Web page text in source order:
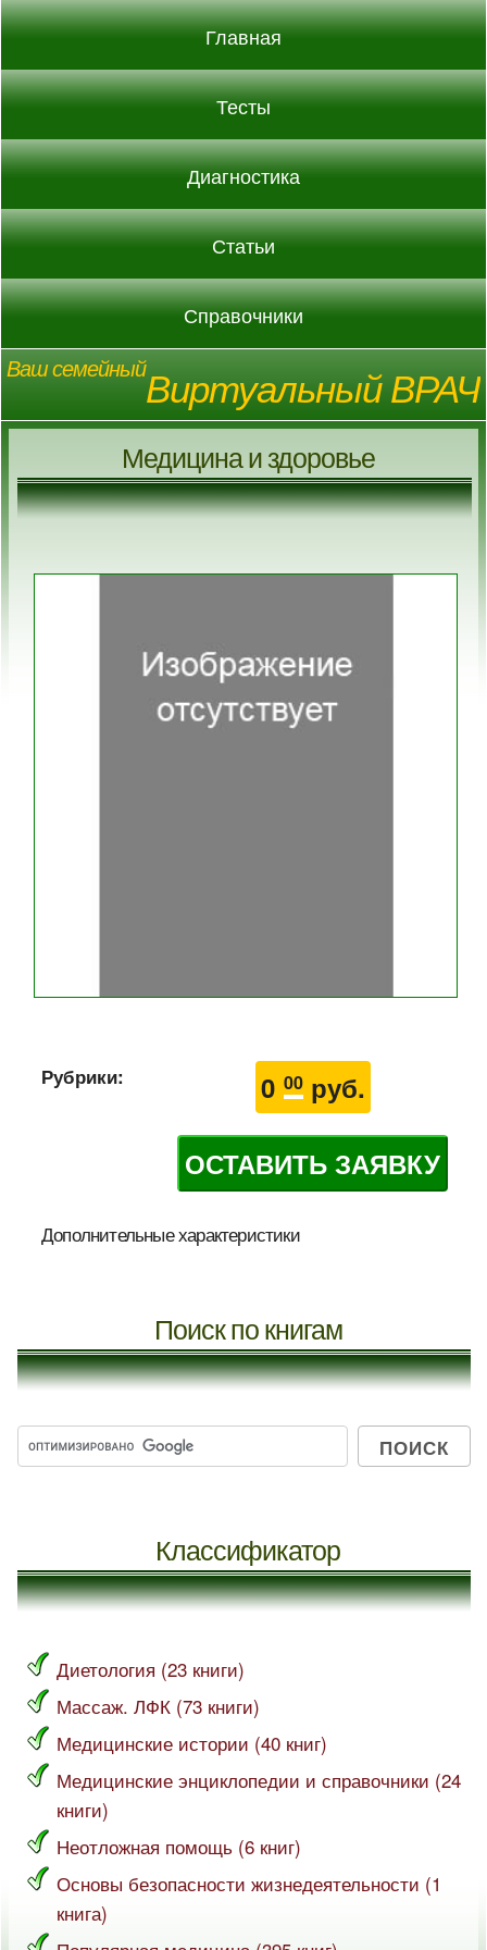
Главная
Тесты
Диагностика
Статьи
Справочники
Ваш семейныйВиртуальный ВРАЧ
Медицина и здоровье
0 00руб.
ОСТАВИТЬ ЗАЯВКУ
Рубрики:
Дополнительные характеристики
Поиск по книгам
Классификатор
Диетология (23 книги)
Массаж. ЛФК (73 книги)
Медицинские истории (40 книг)
Медицинские энциклопедии и справочники (24
книги)
Неотложная помощь (6 книг)
Основы безопасности жизнедеятельности (1
книга)